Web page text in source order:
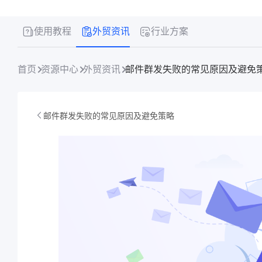
使用教程 外贸资讯 行业方案
首页 资源中心 外贸资讯 邮件群发失败的常见原因及避免
邮件群发失败的常见原因及避免策略